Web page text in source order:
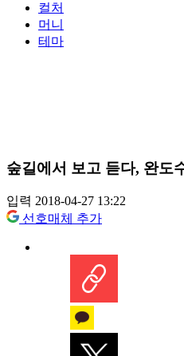
컬처
머니
테마
숲길에서 보고 듣다, 완도
입력 2018-04-27 13:22
선호매체 추가